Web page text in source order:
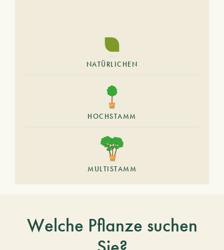
NATÜRLICHEN
HOCHSTAMM
MULTISTAMM
Welche Pflanze suchen